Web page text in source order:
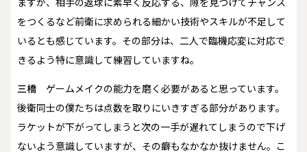
をつくるなど前衛に求められる細かい技術やスキルが不足して
いるとも感じています。その部分は、二人で臨機応変に対応で
きるよう特に意識して練習していますね。
三橋
ゲームメイクの能力を磨く必要があると思っています。
後衛同士の僕たちは点数を取りにいきすぎる部分があります。
ラケットが下がってしまうと次の一手が遅れてしまうので下げ
ないよう意識していますが、その癖もなかなか抜けません。こ